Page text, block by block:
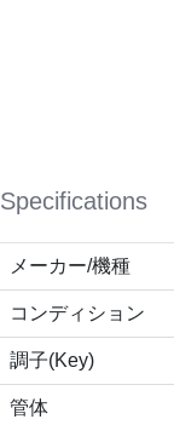
Specifications
メーカー/機種
コンディション
調子(Key)
管体